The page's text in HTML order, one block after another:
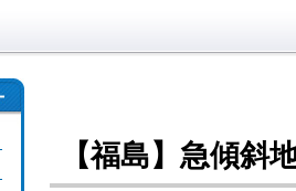
【福島】急傾斜